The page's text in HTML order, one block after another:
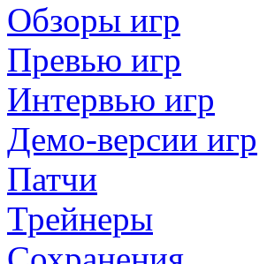
Обзоры игр
Превью игр
Интервью игр
Демо-версии игр
Патчи
Трейнеры